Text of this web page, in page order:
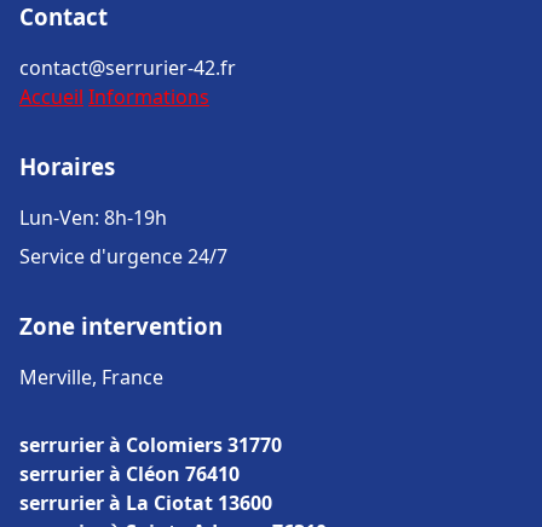
Contact
contact@serrurier-42.fr
Accueil Informations
Horaires
Lun-Ven: 8h-19h
Service d'urgence 24/7
Zone intervention
Merville, France
serrurier à Colomiers 31770
serrurier à Cléon 76410
serrurier à La Ciotat 13600